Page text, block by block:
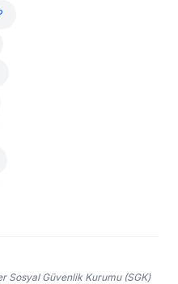
Sosyal Güvenlik Kurumu (SGK)